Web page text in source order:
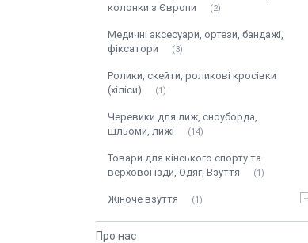
колонки з Європи
2
Медичні аксесуари, ортези, бандажі,
фіксатори
3
Ролики, скейти, роликові кросівки
(хіліси)
1
Черевики для лиж, сноуборда,
шльоми, лижі
14
Товари для кінського спорту та
верхової їзди, Одяг, Взуття
1
Жіноче взуття 1
Про нас